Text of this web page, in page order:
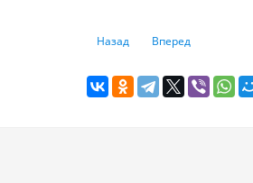
Предыдущий: Семь самых
Назад Следующий:
Вперед